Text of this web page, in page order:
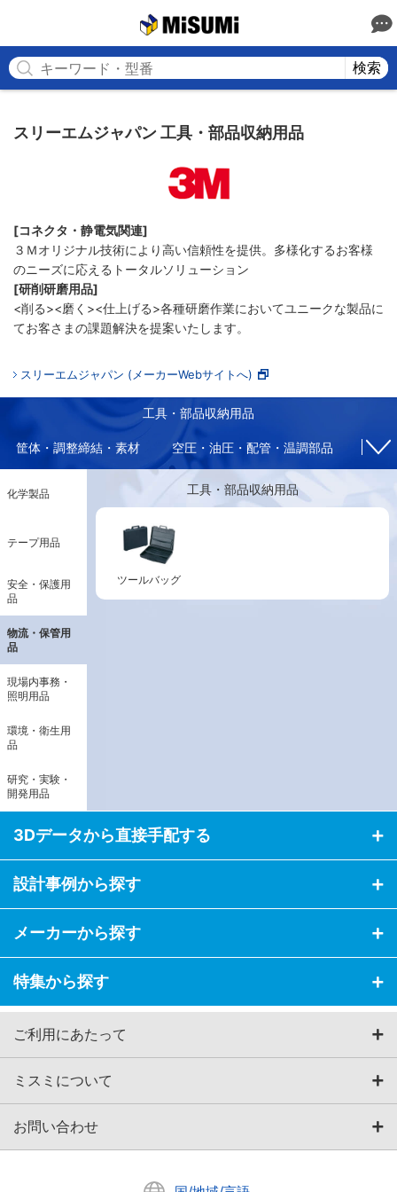
検索
スリーエムジャパン 工具・部品収納用品
[コネクタ・静電気関連]
３Ｍオリジナル技術により高い信頼性を提供。多様化するお客様
のニーズに応えるトータルソリューション
[研削研磨用品]
<削る><磨く><仕上げる>各種研磨作業においてユニークな製品に
てお客さまの課題解決を提案いたします。
スリーエムジャパン (メーカーWebサイトへ)
工具・部品収納用品
筐体・調整締結・素材 空圧・油圧・配管・温調部品 電気
化学製品
テープ用品
安全・保護用
品
物流・保管用
品
現場内事務・
照明用品
環境・衛生用
品
研究・実験・
開発用品
工具・部品収納用品
ツールバッグ
3Dデータから直接手配する
設計事例から探す
メーカーから探す
特集から探す
ご利用にあたって
ミスミについて
お問い合わせ